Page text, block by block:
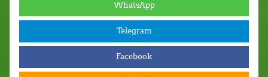
WhatsApp
Telegram
Facebook